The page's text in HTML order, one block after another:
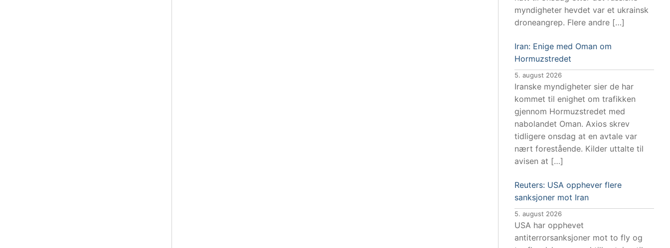
myndigheter hevdet var et ukrainsk
droneangrep. Flere andre […]
Iran: Enige med Oman om
Hormuzstredet
5. august 2026
Iranske myndigheter sier de har
kommet til enighet om trafikken
gjennom Hormuzstredet med
nabolandet Oman. Axios skrev
tidligere onsdag at en avtale var
nært forestående. Kilder uttalte til
avisen at […]
Reuters: USA opphever flere
sanksjoner mot Iran
5. august 2026
USA har opphevet
antiterrorsanksjoner mot to fly og